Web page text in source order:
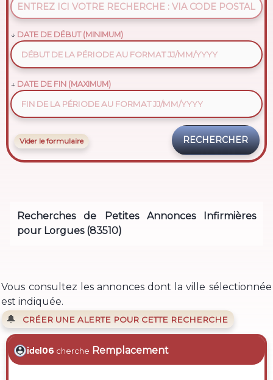
DATE DE DÉBUT (MINIMUM)
DATE DE FIN (MAXIMUM)
Vider le formulaire
Recherches de Petites Annonces Infirmières
pour Lorgues (83510)
Vous consultez les annonces dont la ville sélectionnée
est indiquée.
🔔 CRÉER UNE ALERTE POUR CETTE RECHERCHE
idel06 cherche Remplacement